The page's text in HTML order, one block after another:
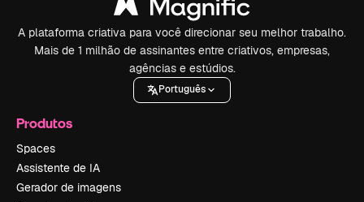
A plataforma criativa para você direcionar seu melhor trabalho.
Mais de 1 milhão de assinantes entre criativos, empresas,
agências e estúdios.
Português
Produtos
Spaces
Assistente de IA
Gerador de imagens